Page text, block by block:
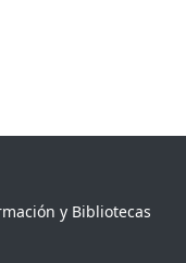
y Bibliotecas